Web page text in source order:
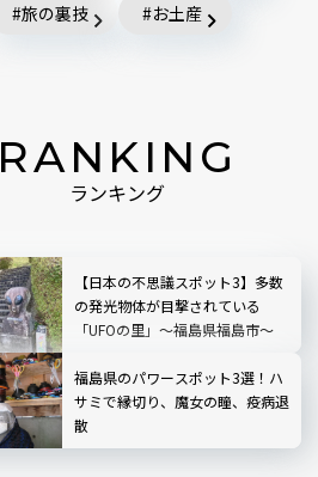
旅の裏技
お土産
RANKING
ランキング
【日本の不思議スポット3】多数
の発光物体が目撃されている
「UFOの里」〜福島県福島市〜
福島県のパワースポット3選！ハ
サミで縁切り、魔女の瞳、疫病退
散